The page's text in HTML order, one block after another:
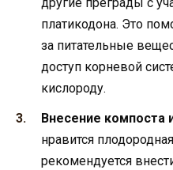
платикодона. Это
за питательные
доступ корневой
кислороду.
Внесение компоста
нравится
рекомендуется